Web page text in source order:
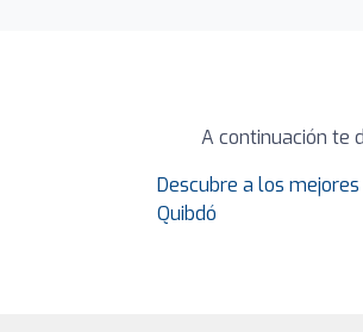
A continuación te
Descubre a los
Quibdó